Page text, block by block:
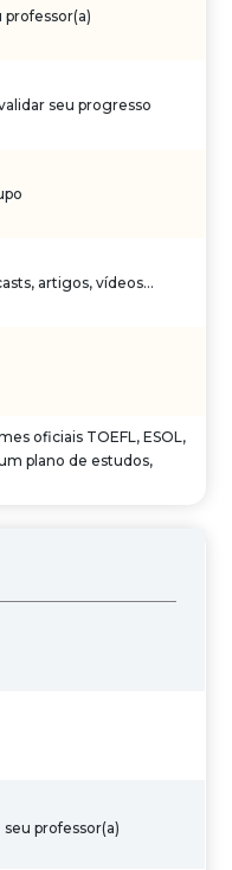
seu progresso
artigos, vídeos…
oficiais TOEFL, ESOL,
plano de estudos,
professor(a)